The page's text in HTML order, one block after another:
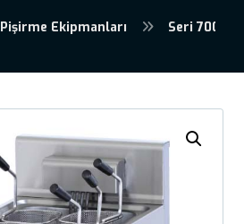
Pişirme Ekipmanları Seri 700